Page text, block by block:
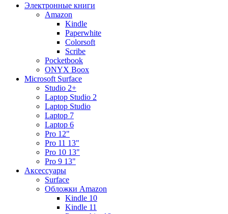
Электронные книги
Amazon
Kindle
Paperwhite
Colorsoft
Scribe
Pocketbook
ONYX Boox
Microsoft Surface
Studio 2+
Laptop Studio 2
Laptop Studio
Laptop 7
Laptop 6
Pro 12"
Pro 11 13"
Pro 10 13"
Pro 9 13"
Аксессуары
Surface
Обложки Amazon
Kindle 10
Kindle 11